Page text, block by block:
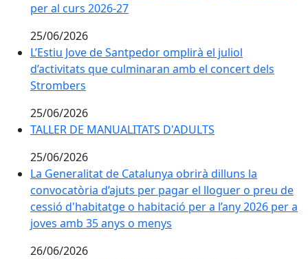
per al curs 2026-27
per al curs 2026-27
25/06/2026
L’Estiu Jove de Santpedor omplirà el juliol
d’activitats que culminaran amb el concert dels
Strombers
L’Estiu Jove de Santpedor omplirà el juliol
d’activitats que culminaran amb el concert dels
Strombers
25/06/2026
TALLER DE MANUALITATS D'ADULTS
25/06/2026
La Generalitat de Catalunya obrirà dilluns la
convocatòria d’ajuts per pagar el lloguer o preu de
cessió d'habitatge o habitació per a l’any 2026 per a
joves amb 35 anys o menys
La Generalitat de Catalunya obrirà dilluns la
convocatòria d’ajuts per pagar el lloguer o preu de
cessió d'habitatge o habitació per a l’any 2026 per a
joves amb 35 anys o menys
26/06/2026